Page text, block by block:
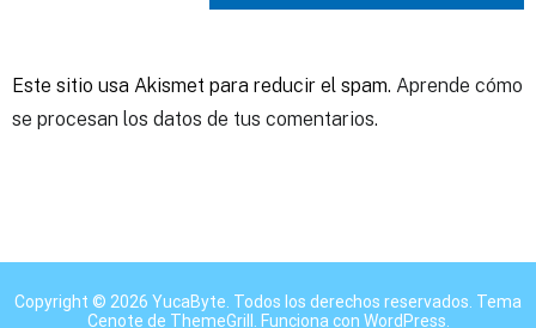
Este sitio usa Akismet para reducir el spam. Aprende cómo
se procesan los datos de tus comentarios.
Copyright © 2026 YucaByte . Todos los derechos reservados. Tema
Cenote de ThemeGrill. Funciona con WordPress